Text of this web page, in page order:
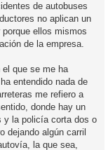
de autobuses
no aplican un
ellos mismos
de la empresa.
que se me ha
entendido nada de
me refiero a
donde hay un
y la policía corta dos o
dejando algún carril
la que sea,